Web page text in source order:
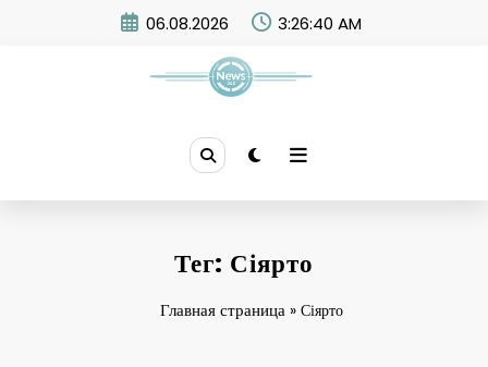
06.08.2026 3:26:41 AM
Тег: Сіярто
Главная страница» Сіярто